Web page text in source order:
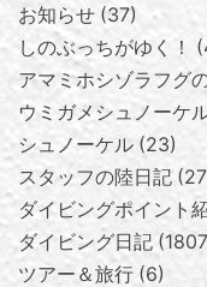
お知らせ 37
しのぶっちがゆく！
アマミホシゾラフグ
ウミガメシュノーケ
シュノーケル 23
スタッフの陸日記 27
ダイビングポイント
ダイビング日記 1807
ツアー＆旅行 6